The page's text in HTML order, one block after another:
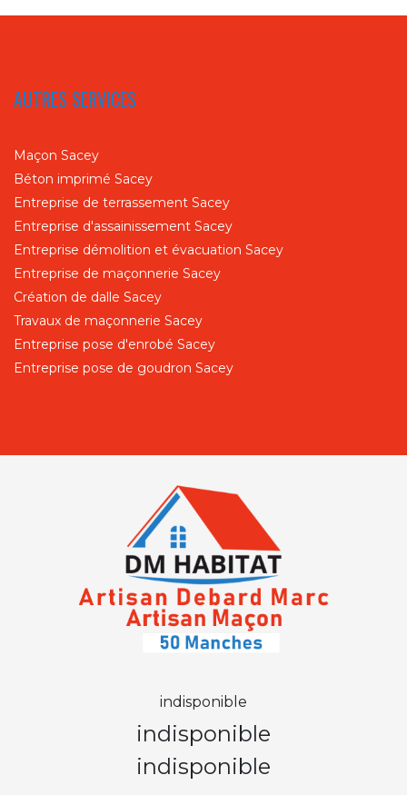
AUTRES SERVICES
Maçon Sacey
Béton imprimé Sacey
Entreprise de terrassement Sacey
Entreprise d'assainissement Sacey
Entreprise démolition et évacuation Sacey
Entreprise de maçonnerie Sacey
Création de dalle Sacey
Travaux de maçonnerie Sacey
Entreprise pose d'enrobé Sacey
Entreprise pose de goudron Sacey
indisponible
indisponible
indisponible